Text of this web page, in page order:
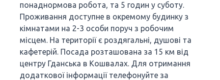
понаднормова робота, та 5 годин у суботу.
Проживання доступне в окремому будинку з
кімнатами на 2-3 особи поруч з робочим
місцем. На території є роздягальні, душові та
кафетерій. Посада розташована за 15 км від
центру Гданська в Кошвалах. Для отримання
додаткової інформації телефонуйте за